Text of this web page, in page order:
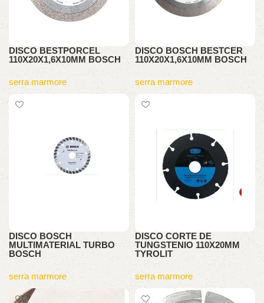
DISCO BESTPORCEL
110X20X1,6X10MM BOSCH
serra marmore
DISCO BOSCH BESTCER
110X20X1,6X10MM BOSCH
serra marmore
DISCO BOSCH
MULTIMATERIAL TURBO
BOSCH
serra marmore
DISCO CORTE DE
TUNGSTENIO 110X20MM
TYROLIT
serra marmore